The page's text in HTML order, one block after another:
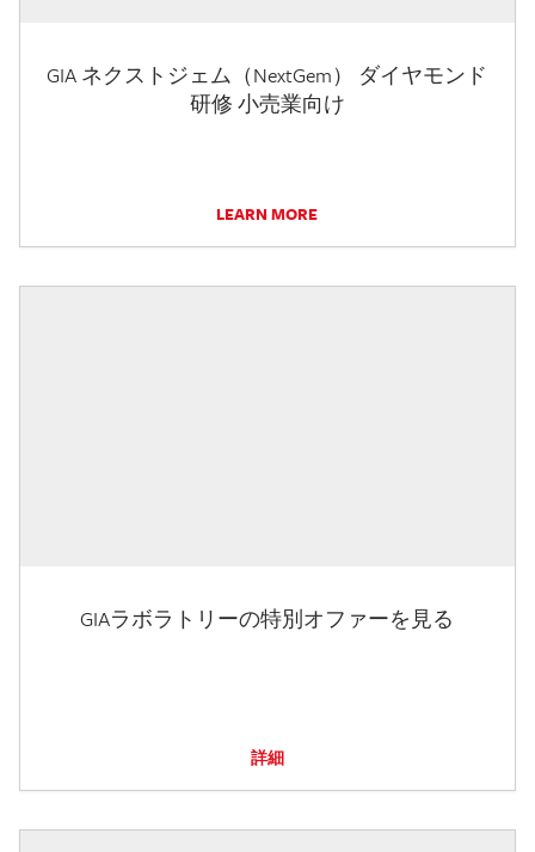
GIA ネクストジェム（NextGem） ダイヤモンド
研修 小売業向け
LEARN MORE
GIAラボラトリーの特別オファーを見る
詳細